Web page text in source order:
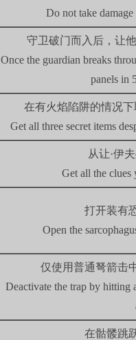
Do not take
守卫破门而入后，让
Once the guardian breaks
panels in
在有火焰陷阱的情况
Get all three secret items
从让·伊
Get all the clues
打开装有
Open the
仅使用普通弩箭击
Deactivate the trap by hitting
在骷髅跳